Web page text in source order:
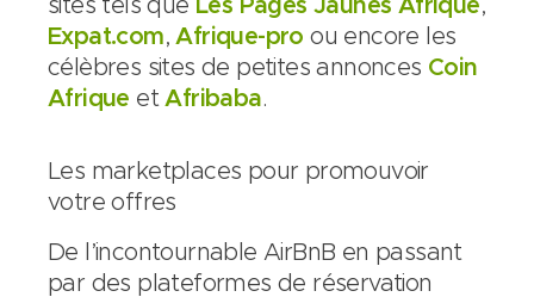
sites tels que Les Pages Jaunes Afrique,
Expat.com, Afrique-pro ou encore les
célèbres sites de petites annonces Coin
Afrique et Afribaba.
Les marketplaces pour promouvoir
votre offres
De l’incontournable AirBnB en passant
par des plateformes de réservation